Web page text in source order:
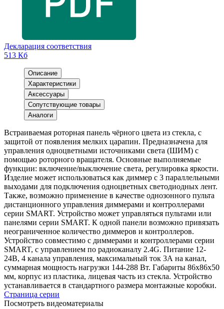
Декларация соответствия
513 Кб
Описание
Характеристики
Аксессуары
Сопутствующие товары
Аналоги
Встраиваемая роторная панель чёрного цвета из стекла, с
защитой от появления мелких царапин. Предназначена для
управления одноцветными источниками света (ШИМ) с
помощью роторного вращателя. Основные выполняемые
функции: включение/выключение света, регулировка яркости.
Изделие может использоваться как диммер с 3 параллельными
выходами для подключения одноцветных светодиодных лент.
Также, возможно применение в качестве однозонного пульта
дистанционного управления диммерами и контроллерами
серии SMART. Устройство может управляться пультами или
панелями серии SMART. К одной панели возможно привязать
неограниченное количество диммеров и контроллеров.
Устройство совместимо с диммерами и контроллерами серии
SMART, с управлением по радиоканалу 2.4G. Питание 12-
24В, 4 канала управления, максимальный ток 3А на канал,
суммарная мощность нагрузки 144-288 Вт. Габариты 86х86х50
мм, корпус из пластика, лицевая часть из стекла. Устройство
устанавливается в стандартного размера монтажные коробки.
Страница серии
Посмотреть видеоматериалы